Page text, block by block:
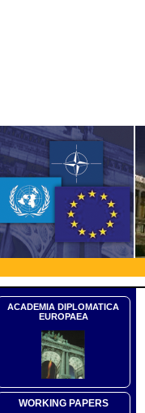
ACADEMIA DIPLOMATICA
EUROPAEA
WORKING PAPERS